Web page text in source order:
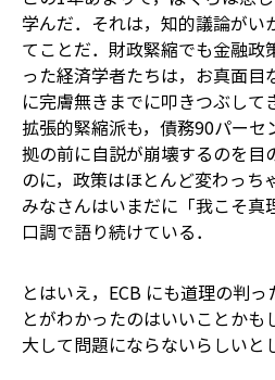
学んだ．それは，知的議論がい
てことだ．財政緊縮でも金融政
った経済学者たちは，お真面目
に完膚無きまでに叩きつぶしてき
拡張的緊縮派も，債務90パーセ
拠の前に自説が崩壊するのを目
のに，政策はほとんど変わっち
みなさんはいまだに「我こそ真
口調で語り続けている．
とはいえ，ECB にも道理の判
とがわかったのはいいことか
大して問題にならないらしいと